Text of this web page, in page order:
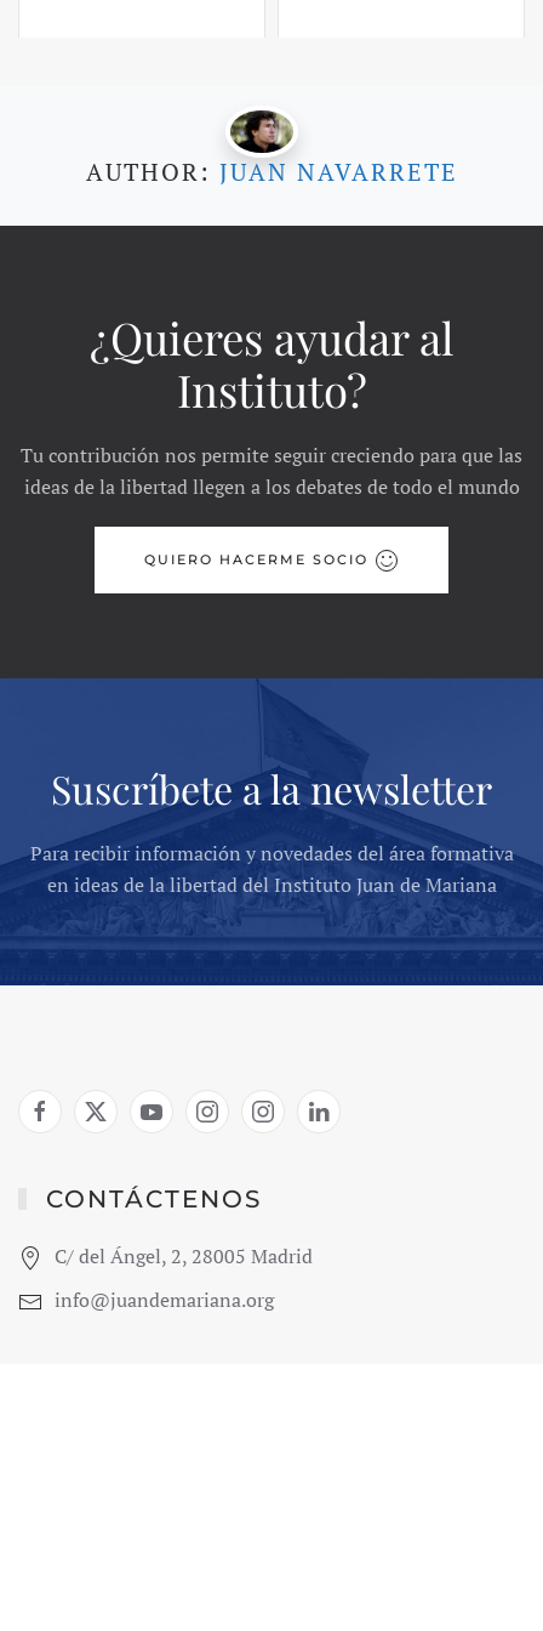
AUTHOR: JUAN NAVARRETE
¿Quieres ayudar al
Instituto?
Tu contribución nos permite seguir creciendo para que las
ideas de la libertad llegen a los debates de todo el mundo
QUIERO HACERME SOCIO
Suscríbete a la newsletter
Para recibir información y novedades del área formativa
en ideas de la libertad del Instituto Juan de Mariana
CONTÁCTENOS
C/ del Ángel, 2, 28005 Madrid
info@juandemariana.org